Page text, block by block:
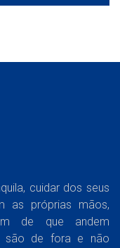
cuidar dos seus
as próprias mãos,
de que andem
são de fora e não